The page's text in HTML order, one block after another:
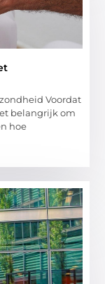
Voordat
belangrijk om
hoe